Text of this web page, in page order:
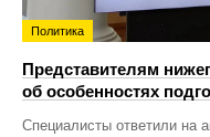
Политика
Представителям
об особенностях
Специалисты ответили на